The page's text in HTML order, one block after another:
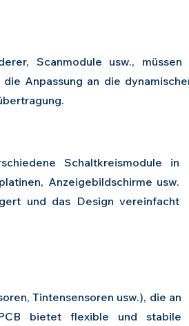
Scanmodule usw.,
die Anpassung an die
Schaltkreismodule in
Anzeigebildschirme usw.
und das Design vereinfacht
Tintensensoren usw.), die an
bietet flexible und stabile